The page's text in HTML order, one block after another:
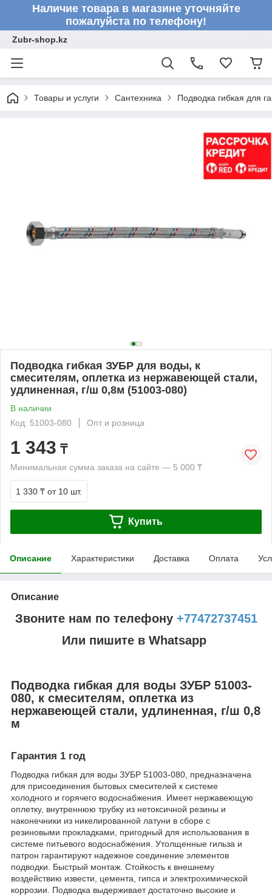
Наличие товара в магазине уточняйте
пожалуйста по телефону!
Zubr-shop.kz
Товары и услуги Сантехника Подводка гибкая для
Подводка гибкая ЗУБР для воды, к
смесителям, оплетка из нержавеющей стали,
удлиненная, г/ш 0,8м (51003-080)
В наличии
Код: 51003-080
Опт и розница
1 343 ₸
Минимальная сумма заказа на сайте — 5 000 ₸
1 330 ₸ от 10 шт.
Купить
Описание Характеристики Доставка Оплата
Описание
Звоните нам по телефону +77472737451
Или пишите в Whatsapp
Подводка гибкая для воды ЗУБР 51003-
080, к смесителям, оплетка из
нержавеющей стали, удлиненная, г/ш 0,8
м
Гарантия 1 год
Подводка гибкая для воды ЗУБР 51003-080, предназначена
для присоединения бытовых смесителей к системе
холодного и горячего водоснабжения. Имеет нержавеющую
оплетку, внутреннюю трубку из нетоксичной резины и
наконечники из никелированной латуни в сборе с
резиновыми прокладками, пригодный для использования в
системе питьевого водоснабжения. Утолщенные гильза и
патрон гарантируют надежное соединение элементов
подводки. Быстрый монтаж. Стойкость к внешнему
воздействию извести, цемента, гипса и электрохимической
коррозии. Подводка выдерживает достаточно высокие и